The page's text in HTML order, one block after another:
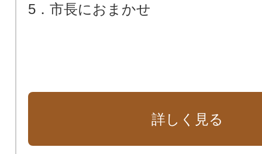
5．市長におまかせ
詳しく見る